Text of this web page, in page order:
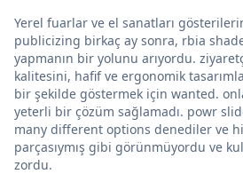
Yerel fuarlar ve el sanatları
publicizing birkaç ay sonra, rbia
yapmanın bir yolunu arıyordu.
kalitesini, hafif ve ergonomik
bir şekilde göstermek için wanted.
yeterli bir çözüm sağlamadı. powr
many different options denediler ve
parçasıymış gibi görünmüyordu ve
zordu.